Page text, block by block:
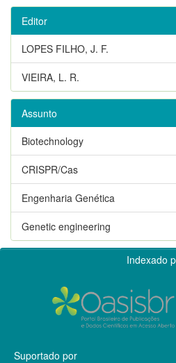
Editor
LOPES FILHO, J. F.
VIEIRA, L. R.
Assunto
Biotechnology
CRISPR/Cas
Engenharia Genética
Genetic engineering
Indexado
Suportado por